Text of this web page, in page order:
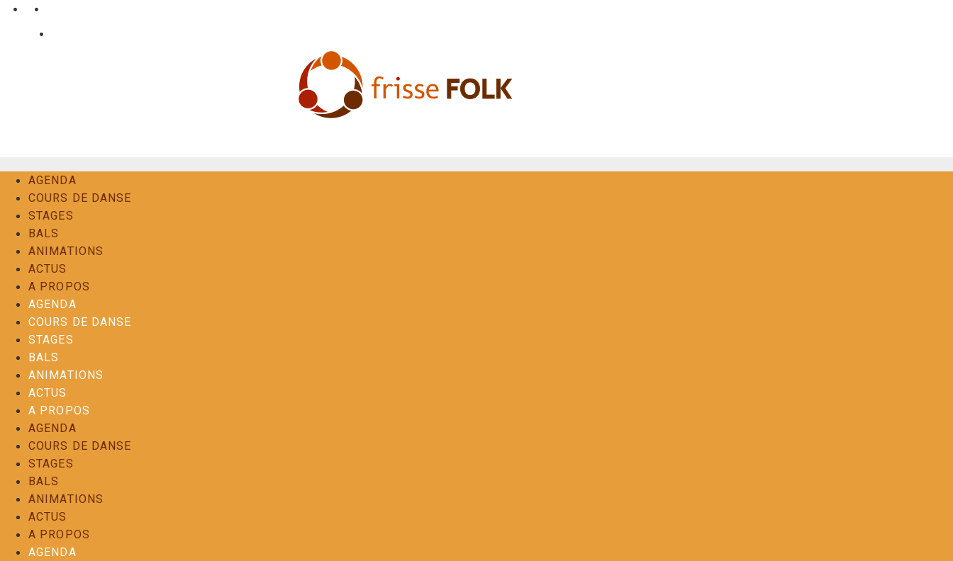
Aller
• •
•
AGENDA
COURS DE DANSE
STAGES
BALS
ANIMATIONS
ACTUS
A PROPOS
AGENDA
COURS DE DANSE
STAGES
BALS
ANIMATIONS
ACTUS
A PROPOS
AGENDA
COURS DE DANSE
STAGES
BALS
ANIMATIONS
ACTUS
A PROPOS
AGENDA